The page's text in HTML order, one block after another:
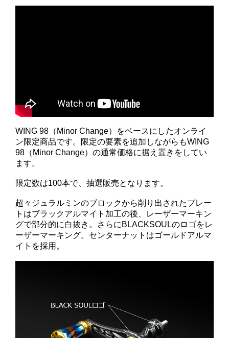
WING 98（Minor Change）をベースにしたオンライ
ン限定商品です。限定の要素を追加しながらもWING
98（Minor Change）の通常価格に据え置きをしてい
ます。
限定数は100本で、抽選販売となります。
超々ジュラルミンのブロックから削り出されたプレー
トはブラックアルマイト加工の後、レーザーマーキン
グで部分的に白抜き。さらにBLACKSOULのロゴをレ
ーザーマーキング。センターナットはゴールドアルマ
イトを採用。